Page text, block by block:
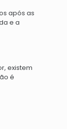
após as
e a
existem
é